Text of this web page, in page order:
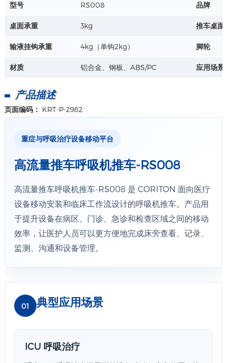
详情+
充电器整理盒-带绕线-立杆上安装 规格
型号 RS008 品牌
桌面承重 3kg 推车桌面
输液挂钩承重 4kg（单钩2kg） 脚轮
材质 铝合金、钢板、ABS/PC 应用场景
产品描述
页面编码： KRT-P-2982
重症与呼吸治疗设备移动平台
高流量推车呼吸机推车-RS008
高流量推车呼吸机推车-RS008 是 CORITON 面向医疗
设备移动安装和临床工作流设计的呼吸机推车。产品用
于提升设备在病区、门诊、急诊和检查区域之间的移动
效率，让医护人员可以更方便地完成床旁查看、记录、
监测、沟通和设备管理。
01 典型应用场景
ICU 呼吸治疗